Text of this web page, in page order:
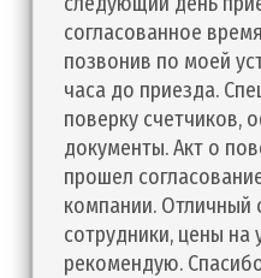
согласованное
позвонив по моей
часа до приезда.
поверку счетчиков,
документы. Акт о
прошел
компании. Отличный
сотрудники, цены на
рекомендую.